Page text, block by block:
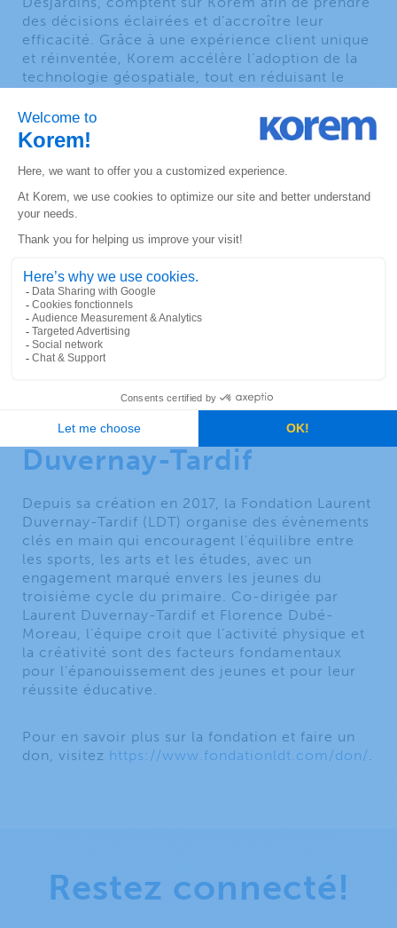
des décisions éclairées et d’accroître leur
efficacité. Grâce à une expérience client unique
et réinventée, Korem accélère l’adoption de la
technologie géospatiale, tout en réduisant le
équipe de 80 experts partage des perspectives
commerciales uniques et des recommandations
neutres, contribuant ainsi à tracer la voie pour
l’avenir de ses clients. En tant que revendeuse à
valeur ajoutée, Korem offre la gamme de
solutions géospatiales la plus complète et
Technologies, Google, Alteryx, Foursquare,
Lightbox et ReportAll.
Pour en savoir plus, visitez
À propos de la
Fondation Laurent
Duvernay-Tardif
Depuis sa création en 2017, la Fondation Laurent
Duvernay-Tardif (LDT) organise des évènements
clés en main qui encouragent l’équilibre entre
les sports, les arts et les études, avec un
engagement marqué envers les jeunes du
troisième cycle du primaire. Co-dirigée par
Laurent Duvernay-Tardif et Florence Dubé-
Moreau, l’équipe croit que l’activité physique et
la créativité sont des facteurs fondamentaux
pour l’épanouissement des jeunes et pour leur
réussite éducative.
Pour en savoir plus sur la fondation et faire un
don, visitez https://www.fondationldt.com/don/.
Restez connecté!